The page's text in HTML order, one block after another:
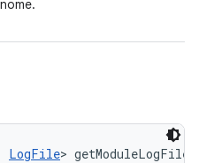
LogFile>